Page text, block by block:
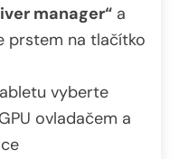
manager“ a
prstem na tlačítko
vyberte
ovladačem a